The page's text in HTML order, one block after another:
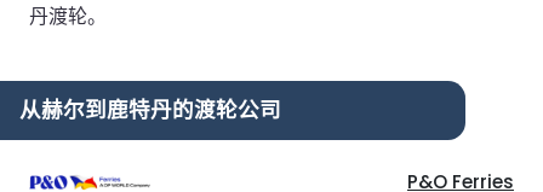
丹渡轮。
从赫尔到鹿特丹的渡轮公司
P&O Ferries